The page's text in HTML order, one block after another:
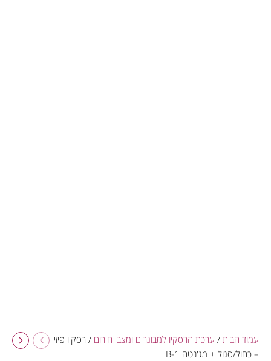
עמוד הבית / ערכת הרסקיו למבוגרים ומצבי חירום / רסקיו פיזי
– כחול/סגול + מג'נטה B-1